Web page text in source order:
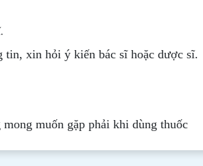
.
tin, xin hỏi ý kiến bác sĩ hoặc dược sĩ.
muốn gặp phải khi dùng thuốc